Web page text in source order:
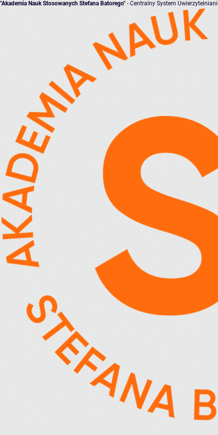
"Akademia Nauk Stosowanych Stefana Batorego" - Centralny System